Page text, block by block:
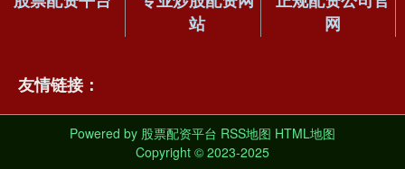
站
网
友情链接：
Powered by 股票配资平台 RSS地图 HTML地图
Copyright © 2023-2025